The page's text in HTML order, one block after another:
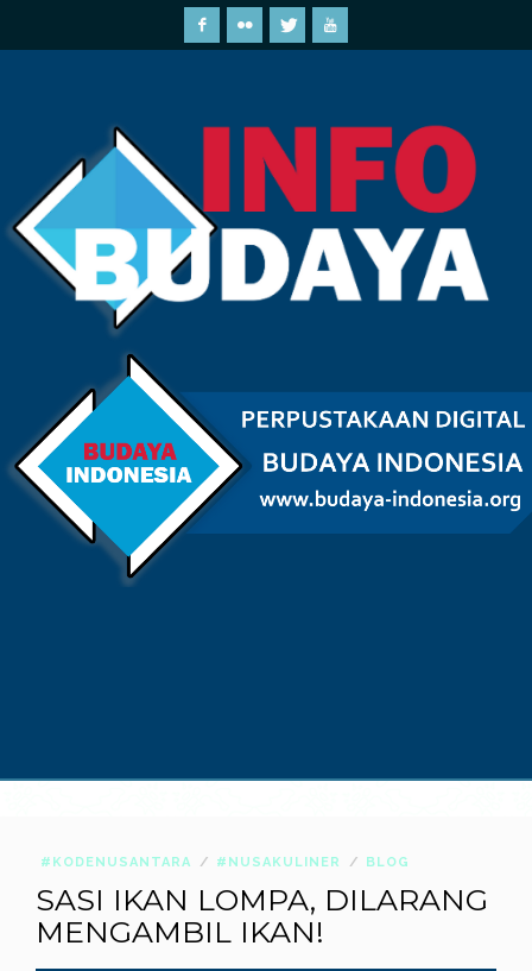
#KODENUSANTARA #NUSAKULINER BLOG
SASI IKAN LOMPA, DILARANG
MENGAMBIL IKAN!